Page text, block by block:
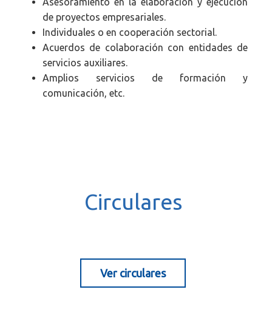
de proyectos empresariales.
Individuales o en cooperación sectorial.
Acuerdos de colaboración con entidades de
servicios auxiliares.
Amplios servicios de formación y
comunicación, etc.
Circulares
Ver circulares